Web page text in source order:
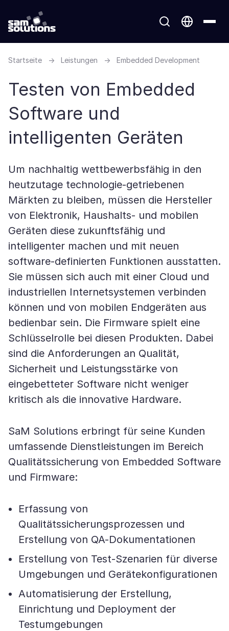
Startseite → Leistungen → Embedded Development
Testen von Embedded
Software und
intelligenten Geräten
Um nachhaltig wettbewerbsfähig in den
heutzutage technologie-getriebenen
Märkten zu bleiben, müssen die Hersteller
von Elektronik, Haushalts- und mobilen
Geräten diese zukunftsfähig und
intelligenter machen und mit neuen
software-definierten Funktionen ausstatten.
Sie müssen sich auch mit einer Cloud und
industriellen Internetsystemen verbinden
können und von mobilen Endgeräten aus
bedienbar sein. Die Firmware spielt eine
Schlüsselrolle bei diesen Produkten. Dabei
sind die Anforderungen an Qualität,
Sicherheit und Leistungsstärke von
eingebetteter Software nicht weniger
kritisch als die innovative Hardware.
SaM Solutions erbringt für seine Kunden
umfassende Dienstleistungen im Bereich
Qualitätssicherung von Embedded Software
und Firmware:
Erfassung von
Qualitätssicherungsprozessen und
Erstellung von QA-Dokumentationen
Erstellung von Test-Szenarien für diverse
Umgebungen und Gerätekonfigurationen
Automatisierung der Erstellung,
Einrichtung und Deployment der
Testumgebungen